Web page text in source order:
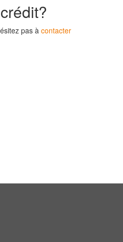
pas à contacter